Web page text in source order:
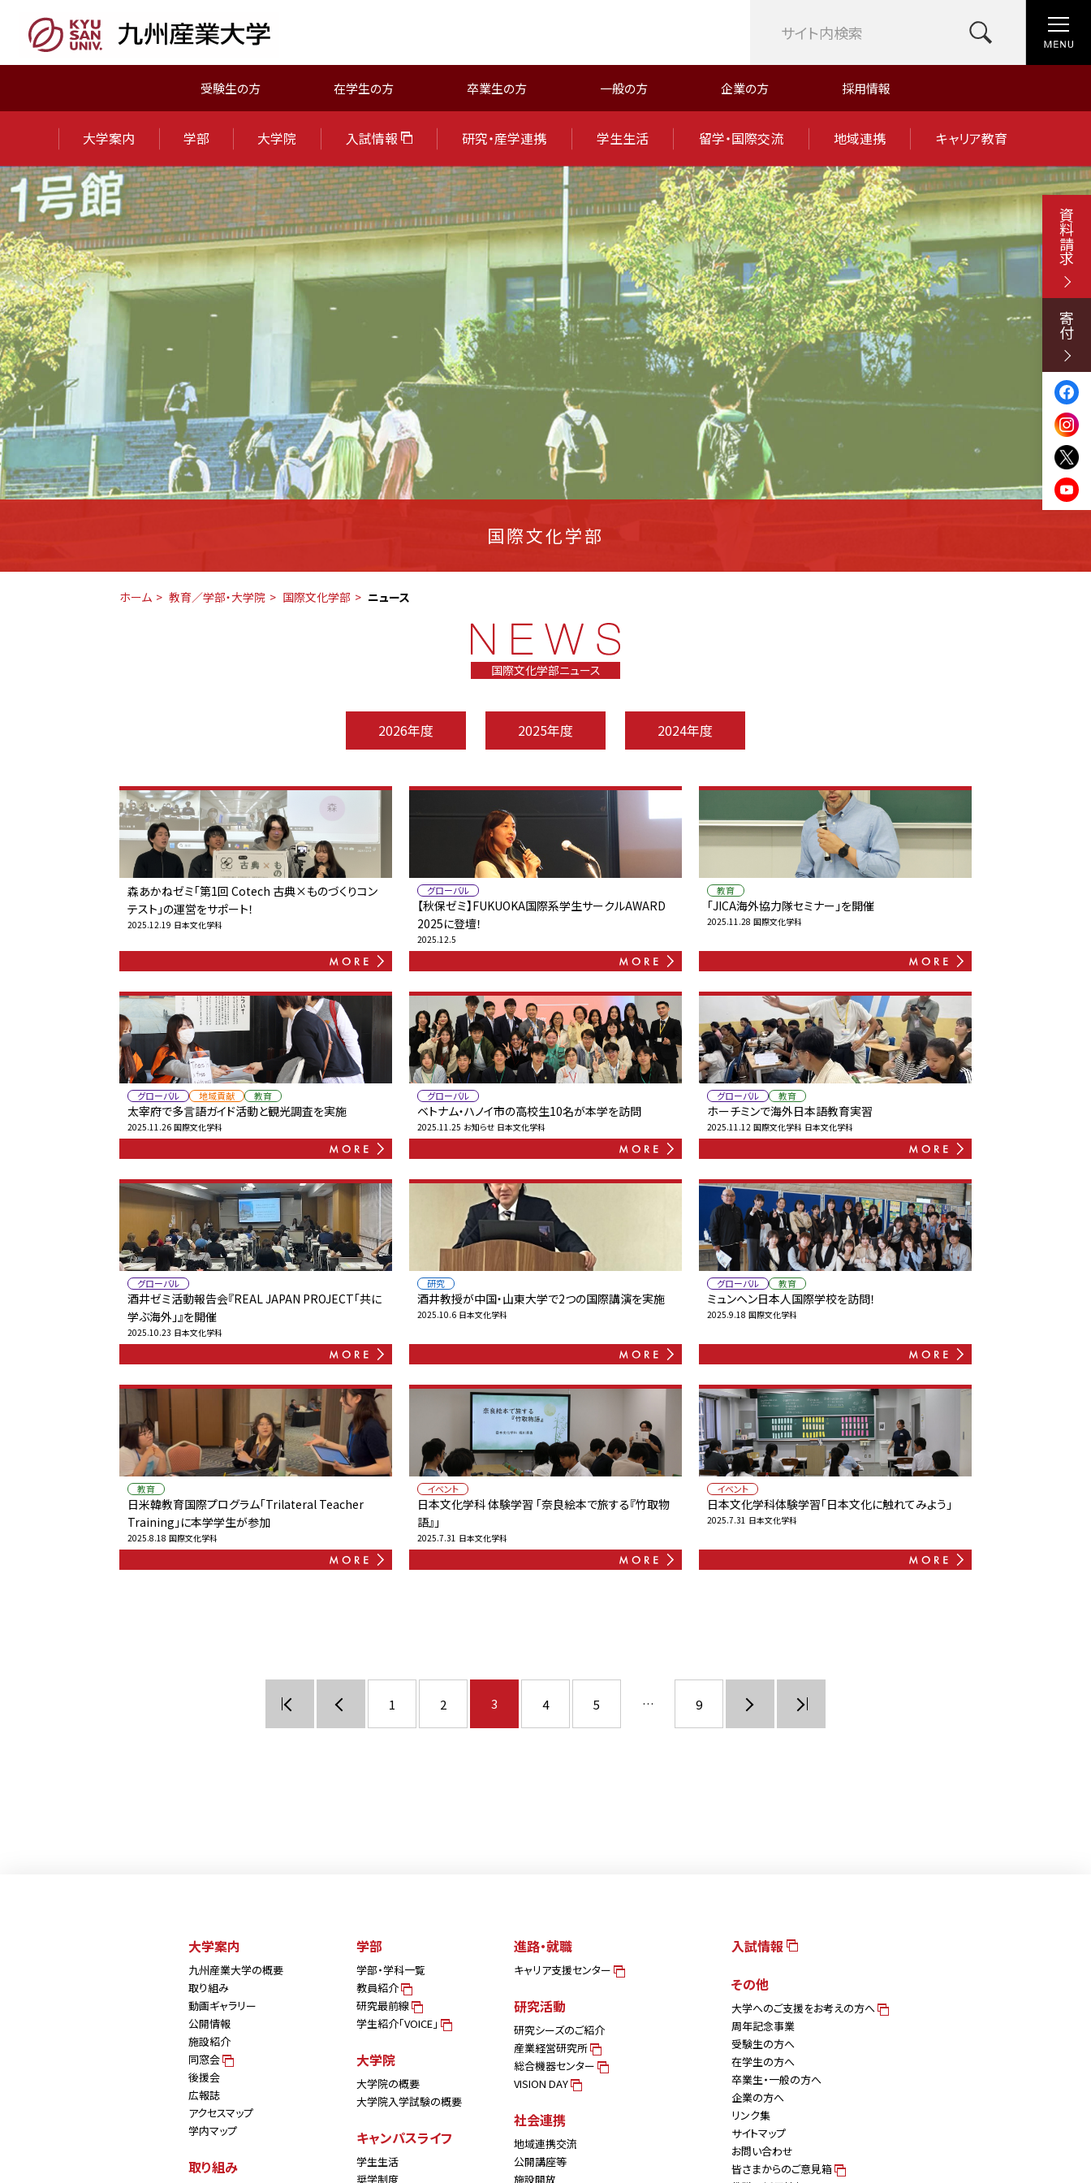
受験生の方 在学生の方 卒業生の方 一般の方 企業の方 採用情報
大学案内 学部 大学院 入試情報 研究・産学連携 学生生活 留学・国際交流 地域連携 キャリア教育
国際文化学部
ホーム 教育／学部・大学院 国際文化学部 ニュース
国際文化学部ニュース
2026年度 2025年度 2024年度
森あかねゼミ「第1回 Cotech 古典×ものづくりコン
テスト」の運営をサポート！
2025.12.19 日本文化学科
グローバル
【秋保ゼミ】FUKUOKA国際系学生サークルAWARD
2025に登壇！
2025.12.5
教育
「JICA海外協力隊セミナー」を開催
2025.11.28 国際文化学科
グローバル 地域貢献 教育
太宰府で多言語ガイド活動と観光調査を実施
2025.11.26 国際文化学科
グローバル
ベトナム・ハノイ市の高校生10名が本学を訪問
2025.11.25 お知らせ 日本文化学科
グローバル 教育
ホーチミンで海外日本語教育実習
2025.11.12 国際文化学科 日本文化学科
グローバル
酒井ゼミ活動報告会『REAL JAPAN PROJECT「共に
学ぶ海外」』を開催
2025.10.23 日本文化学科
研究
酒井教授が中国・山東大学で2つの国際講演を実施
2025.10.6 日本文化学科
グローバル 教育
ミュンヘン日本人国際学校を訪問！
2025.9.18 国際文化学科
教育
日米韓教育国際プログラム「Trilateral Teacher
Training」に本学学生が参加
2025.8.18 国際文化学科
イベント
日本文化学科 体験学習 「奈良絵本で旅する『竹取物
語』」
2025.7.31 日本文化学科
イベント
日本文化学科体験学習「日本文化に触れてみよう」
2025.7.31 日本文化学科
1 2 3 4 5 … 9
次へ » 最後へ »
大学案内
九州産業大学の概要
取り組み
動画ギャラリー
公開情報
施設紹介
同窓会
後援会
広報誌
アクセスマップ
学内マップ
取り組み
学部
学部・学科一覧
教員紹介
研究最前線
学生紹介「VOICE」
大学院
大学院の概要
大学院入学試験の概要
キャンパスライフ
学生生活
奨学制度
進路・就職
キャリア支援センター
研究活動
研究シーズのご紹介
産業経営研究所
総合機器センター
VISION DAY
社会連携
地域連携交流
公開講座等
施設開放
入試情報
その他
大学へのご支援をお考えの方へ
周年記念事業
受験生の方へ
在学生の方へ
卒業生・一般の方へ
企業の方へ
リンク集
サイトマップ
お問い合わせ
皆さまからのご意見箱
資料請求
寄付